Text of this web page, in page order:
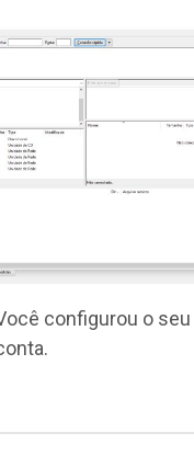
configurou o